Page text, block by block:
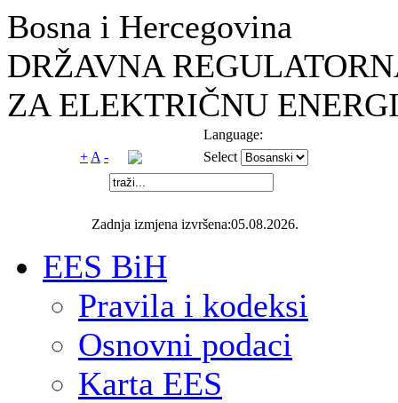
Bosna i Hercegovina
DRŽAVNA
ZA ELEKTRIČNU
Language:
+ A - Select
Zadnja izmjena izvršena:05.08.2026.
EES BiH
Pravila i kodeksi
Osnovni podaci
Karta EES